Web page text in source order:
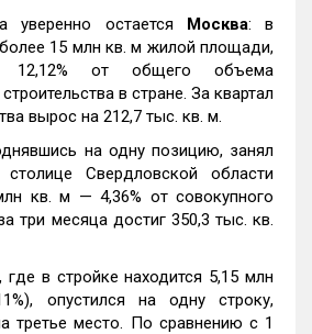
уверенно остается Москва: в
15 млн кв. м жилой площади,
12,12% от общего объема
в стране. За квартал
вырос на 212,7 тыс. кв. м.
на одну позицию, занял
Свердловской области
кв. м — 4,36% от совокупного
три месяца достиг 350,3 тыс. кв.
, где в стройке находится 5,15 млн
опустился на одну строку,
третье место. По сравнению с 1